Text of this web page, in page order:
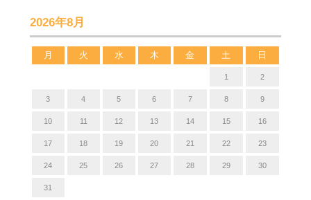
2026年8月
月 火 水 木 金 土 日
1 2
3 4 5 6 7 8 9
10 11 12 13 14 15 16
17 18 19 20 21 22 23
24 25 26 27 28 29 30
31